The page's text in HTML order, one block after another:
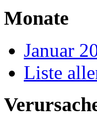
Monate
Januar
Liste